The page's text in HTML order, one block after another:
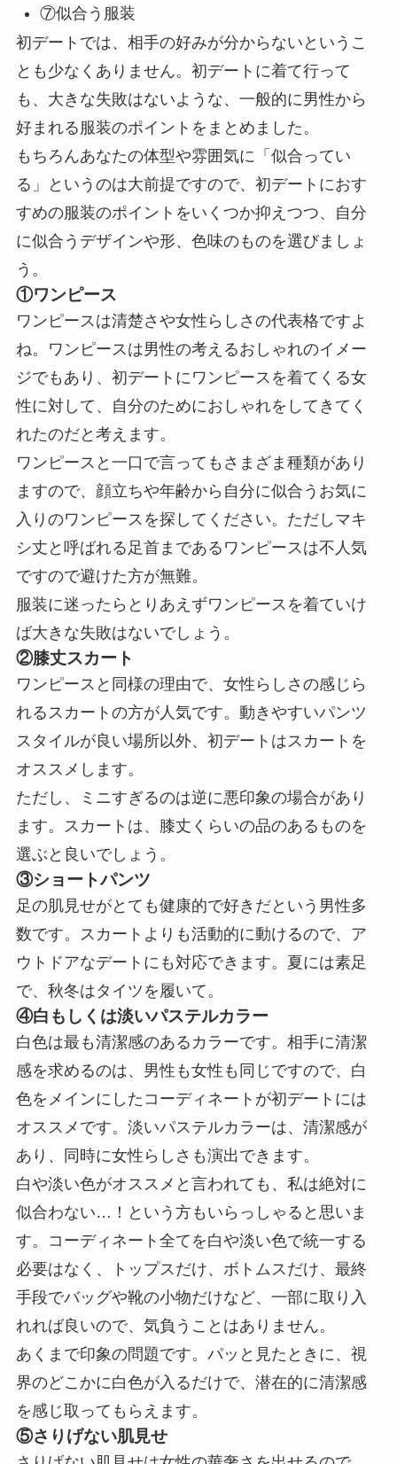
⑦似合う服装
初デートでは、相手の好みが分からないというこ
とも少なくありません。初デートに着て行って
も、大きな失敗はないような、一般的に男性から
好まれる服装のポイントをまとめました。
もちろんあなたの体型や雰囲気に「似合ってい
る」というのは大前提ですので、初デートにおす
すめの服装のポイントをいくつか抑えつつ、自分
に似合うデザインや形、色味のものを選びましょ
う。
①ワンピース
ワンピースは清楚さや女性らしさの代表格ですよ
ね。ワンピースは男性の考えるおしゃれのイメー
ジでもあり、初デートにワンピースを着てくる女
性に対して、自分のためにおしゃれをしてきてく
れたのだと考えます。
ワンピースと一口で言ってもさまざま種類があり
ますので、顔立ちや年齢から自分に似合うお気に
入りのワンピースを探してください。ただしマキ
シ丈と呼ばれる足首まであるワンピースは不人気
ですので避けた方が無難。
服装に迷ったらとりあえずワンピースを着ていけ
ば大きな失敗はないでしょう。
②膝丈スカート
ワンピースと同様の理由で、女性らしさの感じら
れるスカートの方が人気です。動きやすいパンツ
スタイルが良い場所以外、初デートはスカートを
オススメします。
ただし、ミニすぎるのは逆に悪印象の場合があり
ます。スカートは、膝丈くらいの品のあるものを
選ぶと良いでしょう。
③ショートパンツ
足の肌見せがとても健康的で好きだという男性多
数です。スカートよりも活動的に動けるので、ア
ウトドアなデートにも対応できます。夏には素足
で、秋冬はタイツを履いて。
④白もしくは淡いパステルカラー
白色は最も清潔感のあるカラーです。相手に清潔
感を求めるのは、男性も女性も同じですので、白
色をメインにしたコーディネートが初デートには
オススメです。淡いパステルカラーは、清潔感が
あり、同時に女性らしさも演出できます。
白や淡い色がオススメと言われても、私は絶対に
似合わない…！という方もいらっしゃると思いま
す。コーディネート全てを白や淡い色で統一する
必要はなく、トップスだけ、ボトムスだけ、最終
手段でバッグや靴の小物だけなど、一部に取り入
れれば良いので、気負うことはありません。
あくまで印象の問題です。パッと見たときに、視
界のどこかに白色が入るだけで、潜在的に清潔感
を感じ取ってもらえます。
⑤さりげない肌見せ